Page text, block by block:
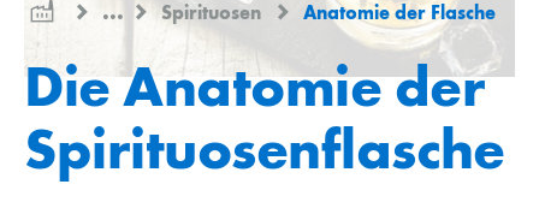
... Spirituosen Anatomie der Flasche
Die Anatomie der
Spirituosenflasche